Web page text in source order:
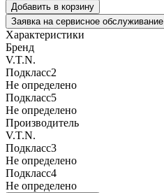
Добавить в корзину
Заявка на сервисное обслуживание
Характеристики
Бренд
V.T.N.
Подкласс2
Не определено
Подкласс5
Не определено
Производитель
V.T.N.
Подкласс3
Не определено
Подкласс4
Не определено